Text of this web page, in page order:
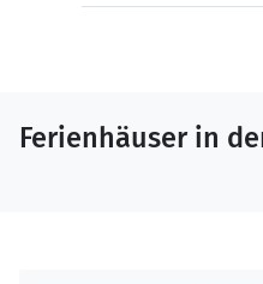
Ferienhäuser in